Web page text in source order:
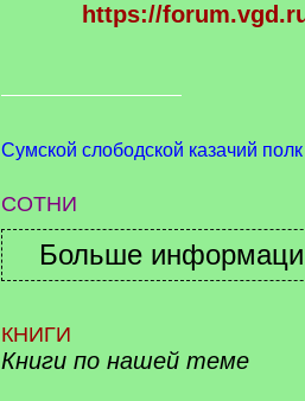
https://
Сумской слободской казачий полк
СОТНИ
КНИГИ
Книги по нашей теме